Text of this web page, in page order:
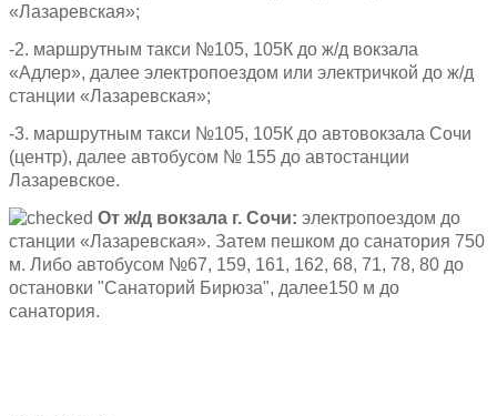
«Лазаревская»;
-2. маршрутным такси №105, 105К до ж/д вокзала
«Адлер», далее электропоездом или электричкой до ж/д
станции «Лазаревская»;
-3. маршрутным такси №105, 105К до автовокзала Сочи
(центр), далее автобусом № 155 до автостанции
Лазаревское.
От ж/д вокзала г. Сочи: электропоездом до
станции «Лазаревская». Затем пешком до санатория 750
м. Либо автобусом №67, 159, 161, 162, 68, 71, 78, 80 до
остановки "Санаторий Бирюза", далее150 м до
санатория.